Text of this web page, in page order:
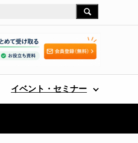
イベント・セミナー